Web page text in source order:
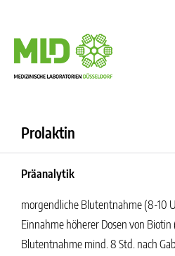
Prolaktin
Präanalytik
morgendliche Blutentnahme (8-10
Einnahme höherer Dosen von
Blutentnahme mind. 8 Std. nach